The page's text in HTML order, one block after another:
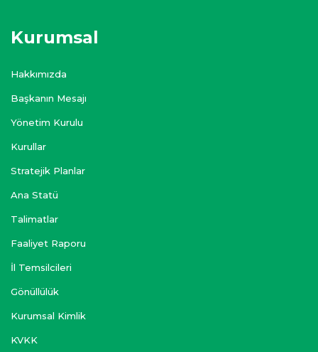
Kurumsal
Hakkımızda
Başkanın Mesajı
Yönetim Kurulu
Kurullar
Stratejik Planlar
Ana Statü
Talimatlar
Faaliyet Raporu
İl Temsilcileri
Gönüllülük
Kurumsal Kimlik
KVKK